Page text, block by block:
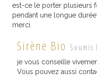
est-ce le porter plusieurs
pendant une longue
merci.
Sirène Bio Soumis
je vous conseille
Vous pouvez aussi